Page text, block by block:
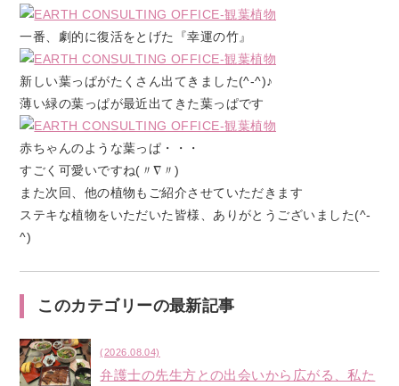
一番、劇的に復活をとげた『幸運の竹』
新しい葉っぱがたくさん出てきました(^-^)♪
薄い緑の葉っぱが最近出てきた葉っぱです
赤ちゃんのような葉っぱ・・・
すごく可愛いですね(〃∇〃)
また次回、他の植物もご紹介させていただきます
ステキな植物をいただいた皆様、ありがとうございました(^-
^)
このカテゴリーの最新記事
(2026.08.04)
弁護士の先生方との出会いから広がる、私た